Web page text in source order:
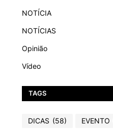
NOTÍCIA
NOTÍCIAS
Opinião
Vídeo
TAGS
DICAS (58) EVENTO